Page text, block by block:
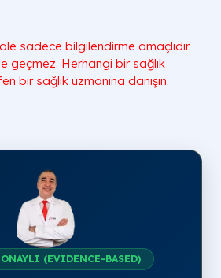
sadece bilgilendirme amaçlıdır
geçmez. Herhangi bir sağlık
bir sağlık uzmanına danışın.
(EVIDENCE-BASED)